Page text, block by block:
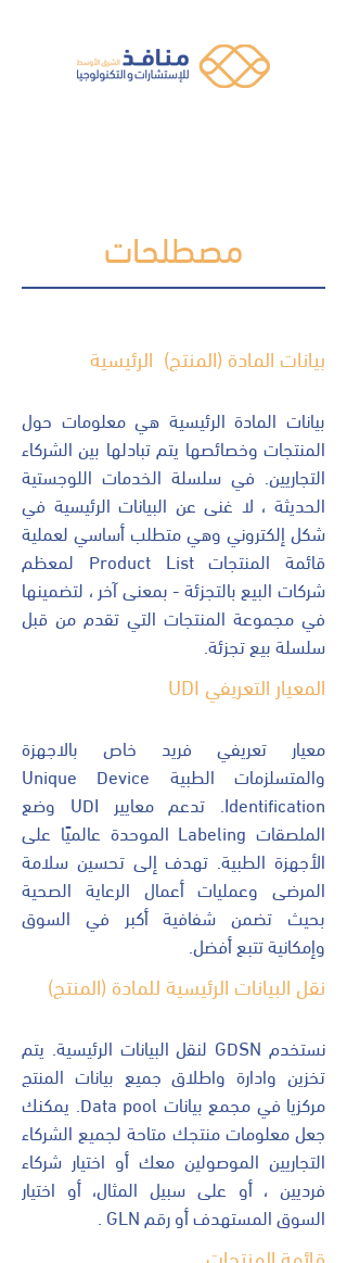
مصطلحات
بيانات المادة (المنتج) الرئيسية
بيانات المادة الرئيسية هي معلومات حول
المنتجات وخصائصها يتم تبادلها بين الشركاء
التجاريين. في سلسلة الخدمات اللوجستية
الحديثة ، لا غنى عن البيانات الرئيسية في
شكل إلكتروني وهي متطلب أساسي لعملية
قائمة المنتجات Product List لمعظم
شركات البيع بالتجزئة - بمعنى آخر ، لتضمينها
في مجموعة المنتجات التي تقدم من قبل
سلسلة بيع تجزئة.
المعيار التعريفي UDI
معيار تعريفي فريد خاص بالاجهزة
والمتسلزمات الطبية Unique Device
Identification. تدعم معايير UDI وضع
الملصقات Labeling الموحدة عالميًا على
الأجهزة الطبية. تهدف إلى تحسين سلامة
المرضى وعمليات أعمال الرعاية الصحية
بحيث تضمن شفافية أكبر في السوق
وإمكانية تتبع أفضل.
نقل البيانات الرئيسية للمادة (المنتج)
نستخدم GDSN لنقل البيانات الرئيسية. يتم
تخزين وادارة واطلاق جميع بيانات المنتج
مركزيا في مجمع بيانات Data pool. يمكنك
جعل معلومات منتجك متاحة لجميع الشركاء
التجاريين الموصولين معك أو اختيار شركاء
فرديين ، أو على سبيل المثال، أو اختيار
السوق المستهدف أو رقم GLN .